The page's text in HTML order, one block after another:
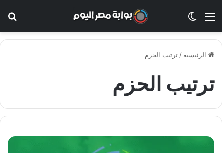
القائمة الوضع المظلم
الرئيسية / ترتيب الحزم
ترتيب الحزم